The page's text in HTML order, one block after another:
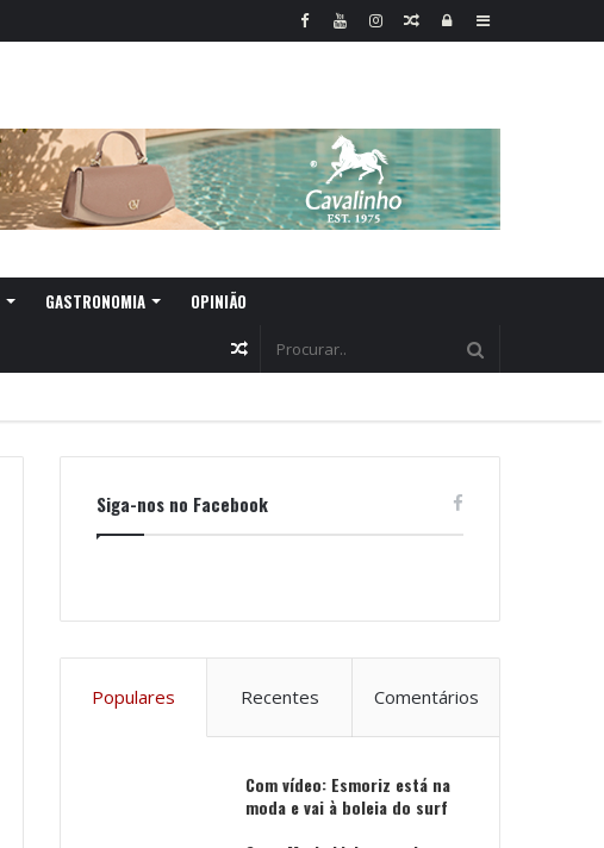
Sidebar
Log
Random
GASTRONOMIA OPINIÃO
Random
Siga-nos no Facebook
Populares Recentes Comentários
Com vídeo: Esmoriz está na
moda e vai à boleia do surf